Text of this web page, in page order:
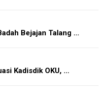
Bejajan Talang …
Kadisdik OKU, …